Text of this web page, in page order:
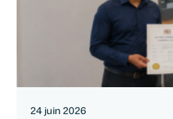
24 juin 2026